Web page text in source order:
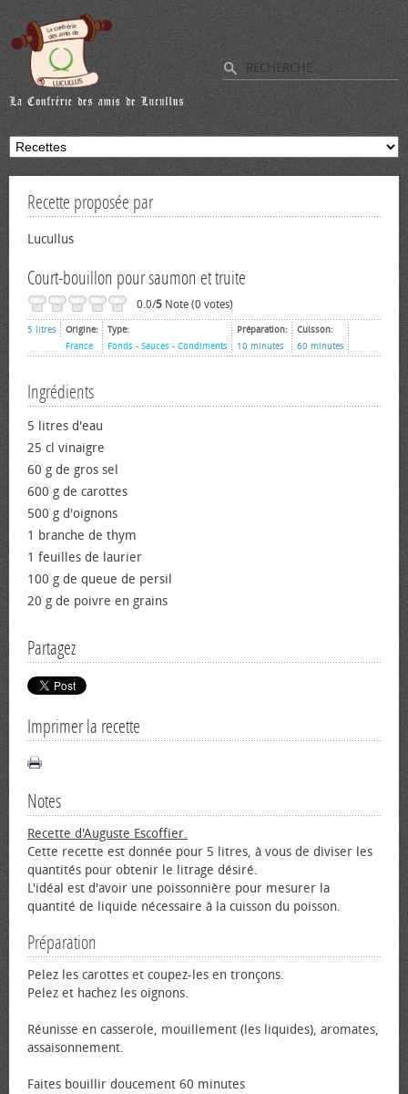
Recette proposée par
Lucullus
Court-bouillon pour saumon et truite
0.0/5 Note (0 votes)
5 litres
Origine:
France
Type:
Fonds - Sauces - Condiments
Préparation:
10 minutes
Cuisson:
60 minutes
Ingrédients
5 litres d'eau
25 cl vinaigre
60 g de gros sel
600 g de carottes
500 g d'oignons
1 branche de thym
1 feuilles de laurier
100 g de queue de persil
20 g de poivre en grains
Partagez
Imprimer la recette
Notes
Recette d'Auguste Escoffier.
Cette recette est donnée pour 5 litres, à vous de diviser les
quantités pour obtenir le litrage désiré.
L'idéal est d'avoir une poissonnière pour mesurer la
quantité de liquide nécessaire à la cuisson du poisson.
Préparation
Pelez les carottes et coupez-les en tronçons.
Pelez et hachez les oignons.
Réunisse en casserole, mouillement (les liquides), aromates,
assaisonnement.
Faites bouillir doucement 60 minutes